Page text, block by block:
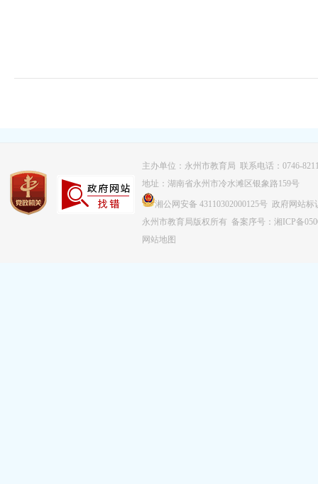
主办单位：永州市教育局 联系电话：0746-
地址：湖南省永州市冷水滩区银象路159号
湘公网安备 43110302000125号 政府网站标
永州市教育局版权所有 备案序号：湘ICP备
网站地图